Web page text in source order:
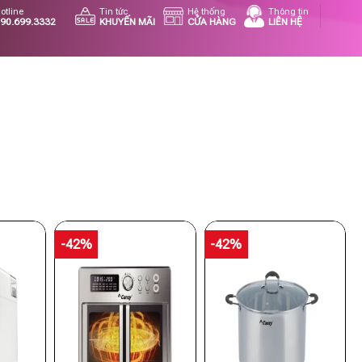
Tin tức
KHUYẾN MÃI
Hệ thống
CỬA HÀNG
Thông tin
LIÊN HỆ
-42% -42%